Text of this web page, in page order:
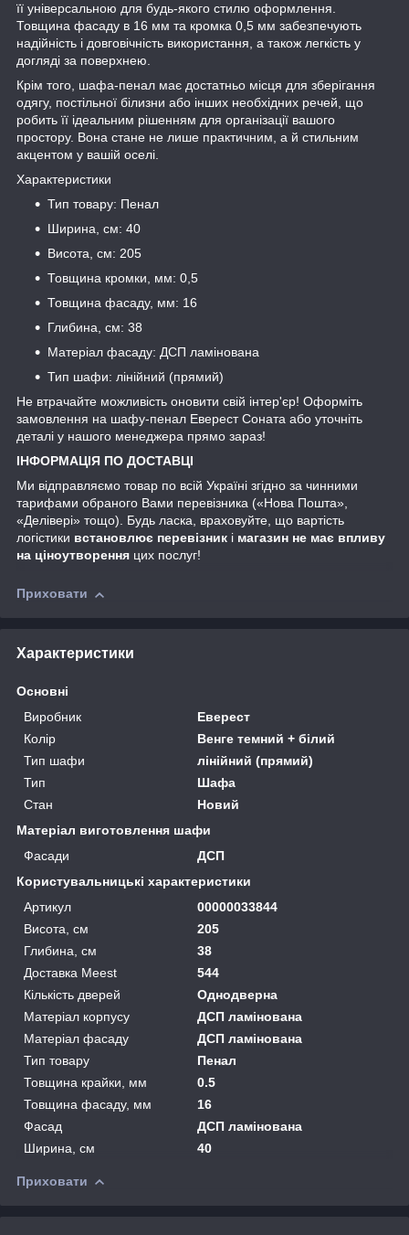
її універсальною для будь-якого стилю оформлення.
Товщина фасаду в 16 мм та кромка 0,5 мм забезпечують
надійність і довговічність використання, а також легкість у
догляді за поверхнею.
Крім того, шафа-пенал має достатньо місця для зберігання
одягу, постільної білизни або інших необхідних речей, що
робить її ідеальним рішенням для організації вашого
простору. Вона стане не лише практичним, а й стильним
акцентом у вашій оселі.
Характеристики
Тип товару: Пенал
Ширина, см: 40
Висота, см: 205
Товщина кромки, мм: 0,5
Товщина фасаду, мм: 16
Глибина, см: 38
Матеріал фасаду: ДСП ламінована
Тип шафи: лінійний (прямий)
Не втрачайте можливість оновити свій інтер'єр! Оформіть
замовлення на шафу-пенал Еверест Соната або уточніть
деталі у нашого менеджера прямо зараз!
ІНФОРМАЦІЯ ПО ДОСТАВЦІ
Ми відправляємо товар по всій Україні згідно за чинними
тарифами обраного Вами перевізника («Нова Пошта»,
«Делівері» тощо). Будь ласка, враховуйте, що вартість
логістики встановлює перевізник і магазин не має впливу
на ціноутворення цих послуг!
Приховати
Характеристики
Основні
Виробник
Еверест
Колір
Венге темний + білий
Тип шафи
лінійний (прямий)
Тип
Шафа
Стан
Новий
Матеріал виготовлення шафи
Фасади
ДСП
Користувальницькі характеристики
Артикул
00000033844
Висота, см
205
Глибина, см
38
Доставка Meest
544
Кількість дверей
Однодверна
Матеріал корпусу
ДСП ламінована
Матеріал фасаду
ДСП ламінована
Тип товару
Пенал
Товщина крайки, мм
0.5
Товщина фасаду, мм
16
Фасад
ДСП ламінована
Ширина, см
40
Приховати